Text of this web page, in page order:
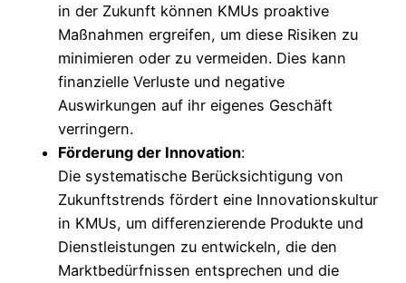
in der Zukunft können KMUs proaktive
Maßnahmen ergreifen, um diese Risiken zu
minimieren oder zu vermeiden. Dies kann
finanzielle Verluste und negative
Auswirkungen auf ihr eigenes Geschäft
verringern.
Förderung der Innovation:
Die systematische Berücksichtigung von
Zukunftstrends fördert eine Innovationskultur
in KMUs, um differenzierende Produkte und
Dienstleistungen zu entwickeln, die den
Marktbedürfnissen entsprechen und die